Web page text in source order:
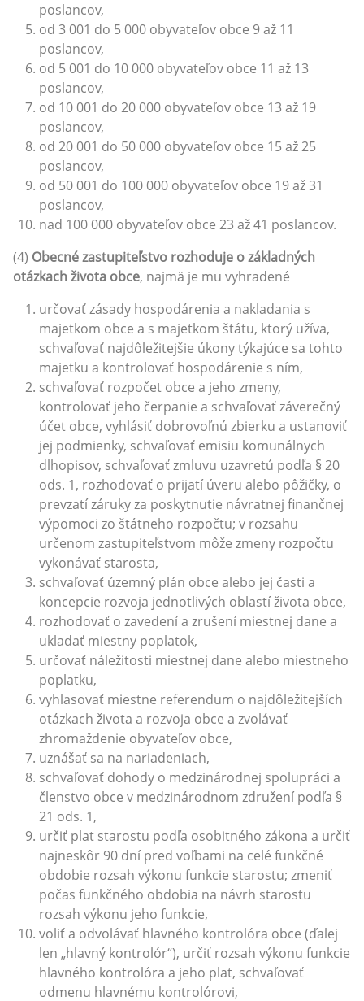
poslancov,
od 3 001 do 5 000 obyvateľov obce 9 až 11
poslancov,
od 5 001 do 10 000 obyvateľov obce 11 až 13
poslancov,
od 10 001 do 20 000 obyvateľov obce 13 až 19
poslancov,
od 20 001 do 50 000 obyvateľov obce 15 až 25
poslancov,
od 50 001 do 100 000 obyvateľov obce 19 až 31
poslancov,
nad 100 000 obyvateľov obce 23 až 41 poslancov.
(4) Obecné zastupiteľstvo rozhoduje o základných
otázkach života obce, najmä je mu vyhradené
určovať zásady hospodárenia a nakladania s
majetkom obce a s majetkom štátu, ktorý užíva,
schvaľovať najdôležitejšie úkony týkajúce sa tohto
majetku a kontrolovať hospodárenie s ním,
schvaľovať rozpočet obce a jeho zmeny,
kontrolovať jeho čerpanie a schvaľovať záverečný
účet obce, vyhlásiť dobrovoľnú zbierku a ustanoviť
jej podmienky, schvaľovať emisiu komunálnych
dlhopisov, schvaľovať zmluvu uzavretú podľa § 20
ods. 1, rozhodovať o prijatí úveru alebo pôžičky, o
prevzatí záruky za poskytnutie návratnej finančnej
výpomoci zo štátneho rozpočtu; v rozsahu
určenom zastupiteľstvom môže zmeny rozpočtu
vykonávať starosta,
schvaľovať územný plán obce alebo jej časti a
koncepcie rozvoja jednotlivých oblastí života obce,
rozhodovať o zavedení a zrušení miestnej dane a
ukladať miestny poplatok,
určovať náležitosti miestnej dane alebo miestneho
poplatku,
vyhlasovať miestne referendum o najdôležitejších
otázkach života a rozvoja obce a zvolávať
zhromaždenie obyvateľov obce,
uznášať sa na nariadeniach,
schvaľovať dohody o medzinárodnej spolupráci a
členstvo obce v medzinárodnom združení podľa §
21 ods. 1,
určiť plat starostu podľa osobitného zákona a určiť
najneskôr 90 dní pred voľbami na celé funkčné
obdobie rozsah výkonu funkcie starostu; zmeniť
počas funkčného obdobia na návrh starostu
rozsah výkonu jeho funkcie,
voliť a odvolávať hlavného kontrolóra obce (ďalej
len „hlavný kontrolór“), určiť rozsah výkonu funkcie
hlavného kontrolóra a jeho plat, schvaľovať
odmenu hlavnému kontrolórovi,